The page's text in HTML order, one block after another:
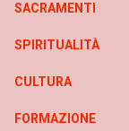
SACRAMENTI
SPIRITUALITÀ
CULTURA
FORMAZIONE